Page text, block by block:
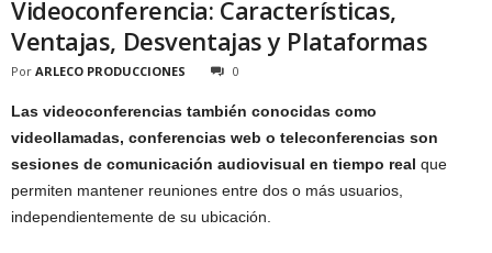
Videoconferencia: Características,
Ventajas, Desventajas y Plataformas
Por ARLECO PRODUCCIONES 0
Las videoconferencias también conocidas como
videollamadas, conferencias web o teleconferencias son
sesiones de comunicación audiovisual en tiempo real que
permiten mantener reuniones entre dos o más usuarios,
independientemente de su ubicación.